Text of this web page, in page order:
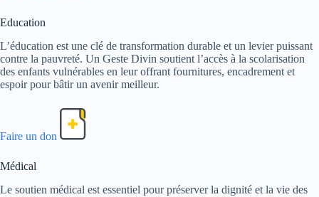
Education
L’éducation est une clé de transformation durable et un levier puissant
contre la pauvreté. Un Geste Divin soutient l’accès à la scolarisation
des enfants vulnérables en leur offrant fournitures, encadrement et
espoir pour bâtir un avenir meilleur.
Faire un don
Médical
Le soutien médical est essentiel pour préserver la dignité et la vie des